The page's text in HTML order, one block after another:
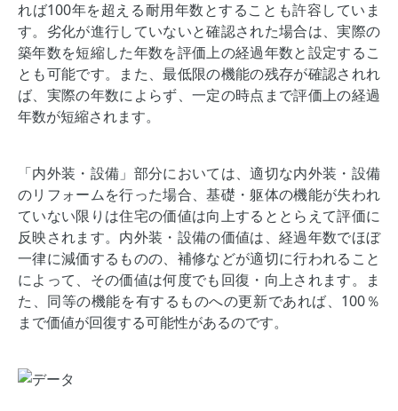
れば100年を超える耐用年数とすることも許容していま
す。劣化が進行していないと確認された場合は、実際の
築年数を短縮した年数を評価上の経過年数と設定するこ
とも可能です。また、最低限の機能の残存が確認されれ
ば、実際の年数によらず、一定の時点まで評価上の経過
年数が短縮されます。
「内外装・設備」部分においては、適切な内外装・設備
のリフォームを行った場合、基礎・躯体の機能が失われ
ていない限りは住宅の価値は向上するととらえて評価に
反映されます。内外装・設備の価値は、経過年数でほぼ
一律に減価するものの、補修などが適切に行われること
によって、その価値は何度でも回復・向上されます。ま
た、同等の機能を有するものへの更新であれば、100％
まで価値が回復する可能性があるのです。